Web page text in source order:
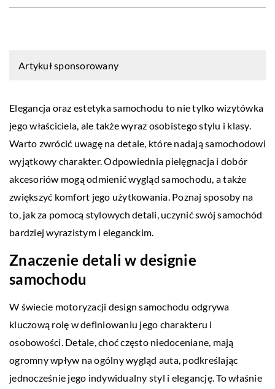
Artykuł sponsorowany
Elegancja oraz estetyka samochodu to nie tylko wizytówka
jego właściciela, ale także wyraz osobistego stylu i klasy.
Warto zwrócić uwagę na detale, które nadają samochodowi
wyjątkowy charakter. Odpowiednia pielęgnacja i dobór
akcesoriów mogą odmienić wygląd samochodu, a także
zwiększyć komfort jego użytkowania. Poznaj sposoby na
to, jak za pomocą stylowych detali, uczynić swój samochód
bardziej wyrazistym i eleganckim.
Znaczenie detali w designie
samochodu
W świecie motoryzacji design samochodu odgrywa
kluczową rolę w definiowaniu jego charakteru i
osobowości. Detale, choć często niedoceniane, mają
ogromny wpływ na ogólny wygląd auta, podkreślając
jednocześnie jego indywidualny styl i elegancję. To właśnie